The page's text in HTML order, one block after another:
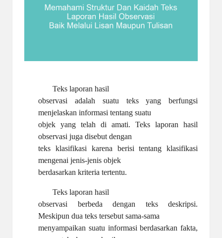
Teks laporan hasil
observasi adalah suatu teks yang berfungsi
menjelaskan informasi tentang suatu
objek yang telah di amati. Teks laporan hasil
observasi juga disebut dengan
teks klasifikasi karena berisi tentang klasifikasi
mengenai jenis-jenis objek
berdasarkan kriteria tertentu.
Teks laporan hasil
observasi berbeda dengan teks deskripsi.
Meskipun dua teks tersebut sama-sama
menyampaikan suatu informasi berdasarkan fakta,